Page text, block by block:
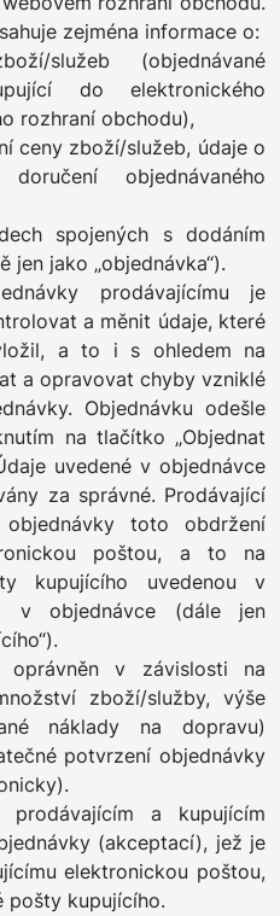
zejména informace o:
služeb (objednávané
do elektronického
rozhraní obchodu),
ceny zboží/služeb, údaje o
objednávaného
spojených s dodáním
jen jako „objednávka“).
prodávajícímu je
a měnit údaje, které
a to i s ohledem na
a opravovat chyby vzniklé
Objednávku odešle
na tlačítko „Objednat
uvedené v objednávce
za správné. Prodávající
toto obdržení
poštou, a to na
kupujícího uvedenou v
v objednávce (dále jen
v závislosti na
zboží/služby, výše
náklady na dopravu)
potvrzení objednávky
a kupujícím
(akceptací), jež je
elektronickou poštou,
pošty kupujícího.